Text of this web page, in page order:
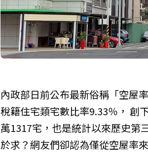
內政部日前公布最新俗稱「空屋
稅籍住宅類宅數比率9.33％， 創
萬1317宅，也是統計以來歷史第
於求？網友們卻認為僅從空屋率